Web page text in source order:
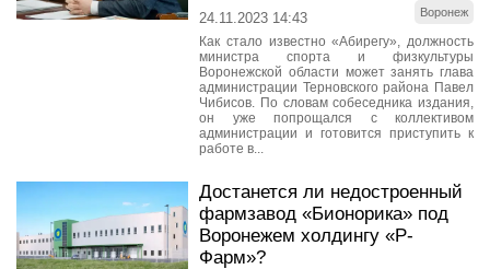
Воронеж
24.11.2023 14:43
Как стало известно «Абирегу», должность
министра спорта и физкультуры
Воронежской области может занять глава
администрации Терновского района Павел
Чибисов. По словам собеседника издания,
он уже попрощался с коллективом
администрации и готовится приступить к
работе в...
Достанется ли недостроенный
фармзавод «Бионорика» под
Воронежем холдингу «Р-
Фарм»?